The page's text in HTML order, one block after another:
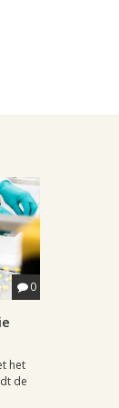
0
het
de